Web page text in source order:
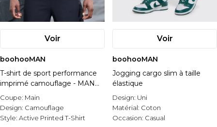
Voir
boohooMAN
T-shirt de sport performance
imprimé camouflage - MAN
Active
Coupe: Main
Design: Camouflage
Style: Active Printed T-Shirt
Voir
boohooMAN
Jogging cargo slim à taille
élastique
Design: Uni
Matérial: Coton
Occasion: Casual